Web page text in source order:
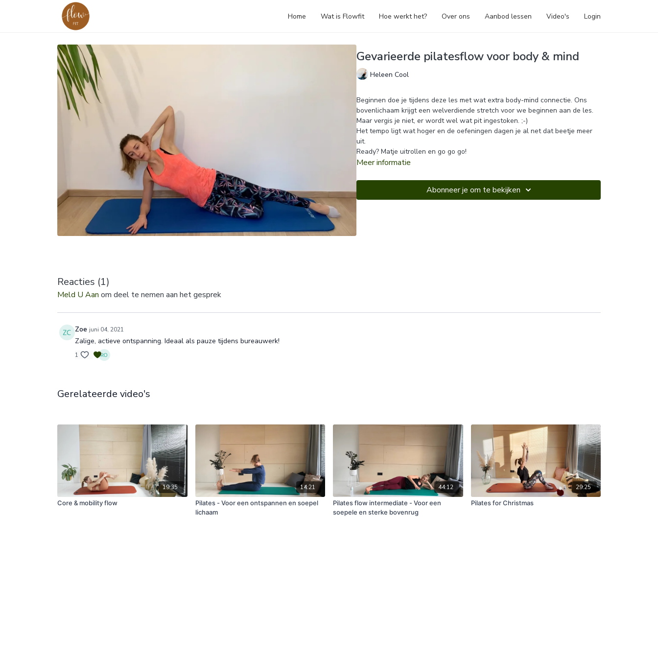
Home Wat is Flowfit Hoe werkt het? Over ons Aanbod lessen Video's Login
Gevarieerde pilatesflow voor body & mind
Heleen Cool
Beginnen doe je tijdens deze les met wat extra body-mind connectie. Ons
bovenlichaam krijgt een welverdiende stretch voor we beginnen aan de les.
Maar vergis je niet, er wordt wel wat pit ingestoken. ;-)
Het tempo ligt wat hoger en de oefeningen dagen je al net dat beetje meer
uit.
Ready? Matje uitrollen en go go go!
Meer informatie
Abonneer je om te bekijken
Reacties (1)
Meld U Aan om deel te nemen aan het gesprek
Zoe juni 04, 2021
Zalige, actieve ontspanning. Ideaal als pauze tijdens bureauwerk!
1
Gerelateerde video's
19:35
Core & mobility flow
14:21
Pilates - Voor een ontspannen en soepel
lichaam
44:12
Pilates flow intermediate - Voor een
soepele en sterke bovenrug
29:25
Pilates for Christmas